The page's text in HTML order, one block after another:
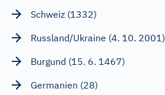
Schweiz (1332)
Russland/Ukraine (4. 10. 2001)
Burgund (15. 6. 1467)
Germanien (28)